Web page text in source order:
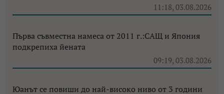
11:18, 03.08.2026
Първа съвместна намеса от 2011 г.:САЩ и Япония
подкрепиха йената
09:19, 03.08.2026
Юанът се повиши до най-високо ниво от 3 години